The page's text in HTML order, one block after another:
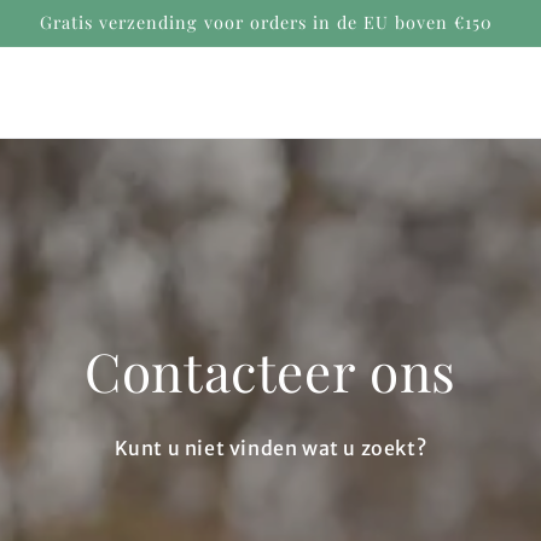
Veilige betalingen
Contacteer ons
Kunt u niet vinden wat u zoekt?